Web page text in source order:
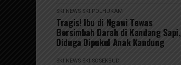
SKI NEWS SKI POLHUKAM
Tragis! Ibu di Ngawi Tewas
Bersimbah Darah di Kandang Sapi,
Diduga Dipukul Anak Kandung
SKI NEWS SKI SOSEKBUD